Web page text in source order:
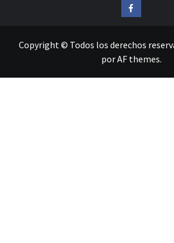
Facebook
Copyright © Todos los derechos
por AF themes.